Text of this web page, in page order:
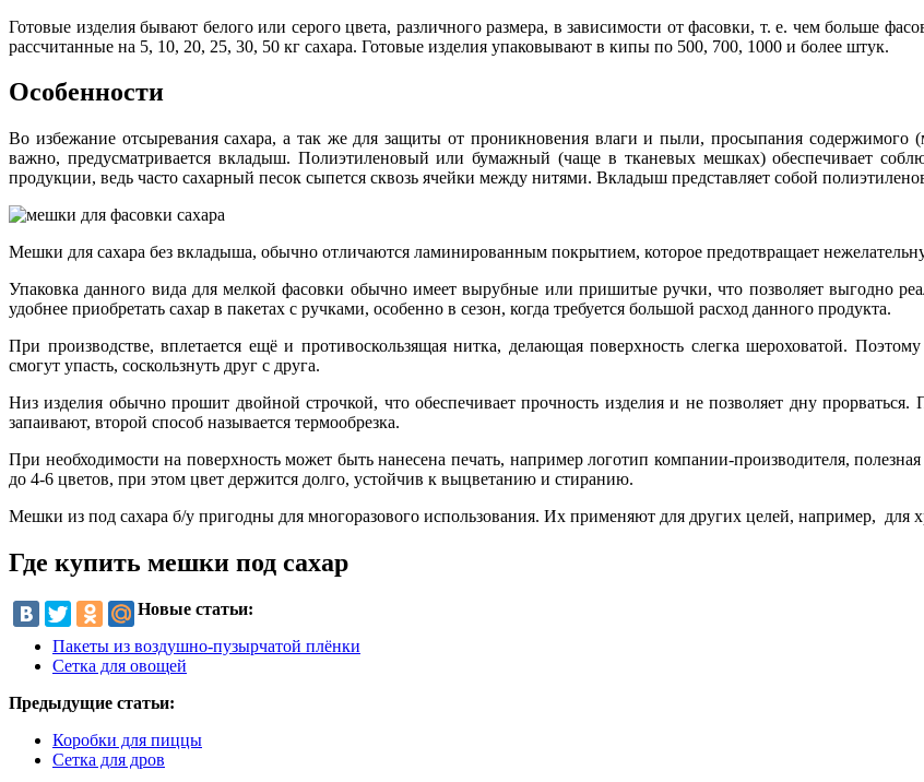
Готовые изделия бывают белого или серого цвета, различного размера, в зависимости от фасовки, т. е. чем больше
рассчитанные на 5, 10, 20, 25, 30, 50 кг сахара. Готовые изделия упаковывают в кипы по 500, 700, 1000 и более штук.
Особенности
Во избежание отсыревания сахара, а так же для защиты от проникновения влаги и пыли, просыпания содержимого
важно, предусматривается вкладыш. Полиэтиленовый или бумажный (чаще в тканевых мешках) обеспечивает
продукции, ведь часто сахарный песок сыпется сквозь ячейки между нитями. Вкладыш представляет собой
Мешки для сахара без вкладыша, обычно отличаются ламинированным покрытием, которое предотвращает
Упаковка данного вида для мелкой фасовки обычно имеет вырубные или пришитые ручки, что позволяет выгодно
удобнее приобретать сахар в пакетах с ручками, особенно в сезон, когда требуется большой расход данного продукта.
При производстве, вплетается ещё и противоскользящая нитка, делающая поверхность слегка шероховатой.
смогут упасть, соскользнуть друг с друга.
Низ изделия обычно прошит двойной строчкой, что обеспечивает прочность изделия и не позволяет дну
запаивают, второй способ называется термообрезка.
При необходимости на поверхность может быть нанесена печать, например логотип компании-производителя,
до 4-6 цветов, при этом цвет держится долго, устойчив к выцветанию и стиранию.
Мешки из под сахара б/у пригодны для многоразового использования. Их применяют для других целей, например, для
Где купить мешки под сахар
Новые статьи:
Пакеты из воздушно-пузырчатой плёнки
Сетка для овощей
Предыдущие статьи:
Коробки для пиццы
Сетка для дров